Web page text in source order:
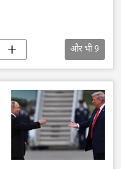
और भी9